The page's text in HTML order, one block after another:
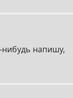
напишу,